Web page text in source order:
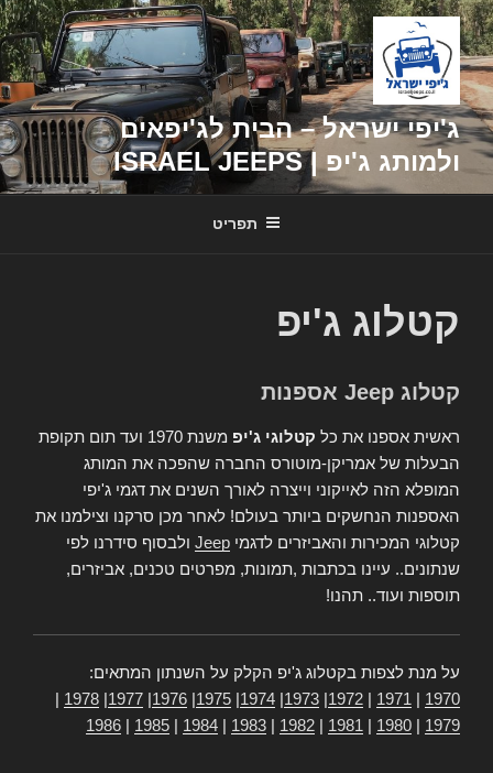
דילוג
לתוכן
ג'יפי ישראל – הבית לג'יפאים
ולמותג ג'יפ | ISRAEL JEEPS
תפריט
קטלוג ג'יפ
קטלוג Jeep אספנות
ראשית אספנו את כל קטלוגי ג'יפ
משנת 1970 ועד תום תקופת
הבעלות של אמריקן-מוטורס החברה שהפכה את המותג
המופלא הזה לאייקוני וייצרה לאורך השנים את דגמי ג'יפי
האספנות הנחשקים ביותר בעולם! לאחר מכן סרקנו וצילמנו את
קטלוגי המכירות והאביזרים לדגמי Jeep ולבסוף סידרנו לפי
שנתונים.. עיינו בכתבות ,תמונות, מפרטים טכנים, אביזרים,
תוספות ועוד.. תהנו!
על מנת לצפות בקטלוג ג'יפ הקלק על השנתון המתאים:
1970
1971
1972
1973
1974
1975
1976
1977
1978
1979
1980
1981
1982
1983
1984
1985
1986